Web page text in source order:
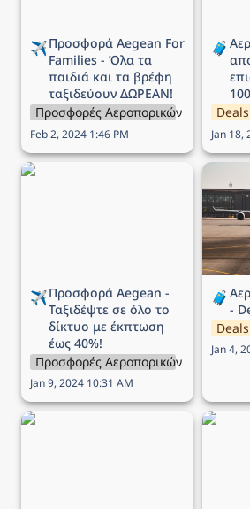
✈️Προσφορά Aegean For
Families - Όλα τα
παιδιά και τα βρέφη
ταξιδεύουν ΔΩΡΕΑΝ!
Προσφορές Αεροπορικών Εταιρειών
Feb 2, 2024 1:46 PM
🧳
Jan 18,
Προσφορά Aegean -
✈️
Ταξιδέψτε σε όλο το
δίκτυο με έκπτωση
έως 40%!
Προσφορές Αεροπορικών Εταιρειών
Jan 9, 2024 10:31 AM
Deals
🧳
-
Jan 4,
Προσφορά Aegean -